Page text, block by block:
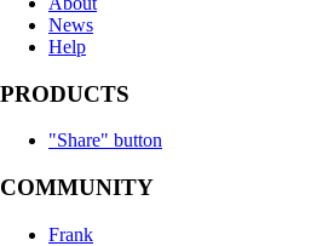
News
Help
PRODUCTS
"Share" button
COMMUNITY
Frank